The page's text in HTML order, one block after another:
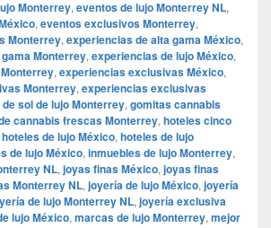
Monterrey, eventos de lujo Monterrey NL,
, eventos exclusivos Monterrey,
Monterrey, experiencias de alta gama México,
Monterrey, experiencias de lujo México,
, experiencias exclusivas México,
Monterrey, experiencias exclusivas
sol de lujo Monterrey, gomitas cannabis
cannabis frescas Monterrey, hoteles cinco
hoteles de lujo México, hoteles de lujo
de lujo México, inmuebles de lujo Monterrey,
NL, joyas finas México, joyas finas
Monterrey NL, joyería de lujo México, joyería
de lujo Monterrey NL, joyería exclusiva
lujo México, marcas de lujo Monterrey, mejor